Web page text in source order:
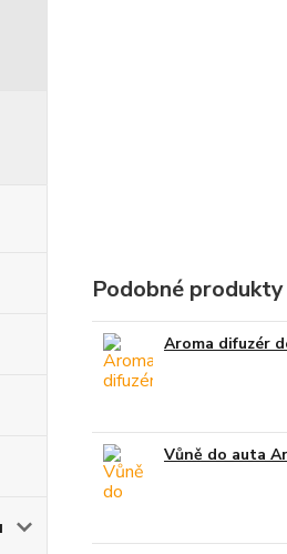
Podobné produkty
Aroma difuzér
Vůně do auta